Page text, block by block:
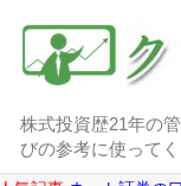
株式投資歴21年の
びの参考に使って